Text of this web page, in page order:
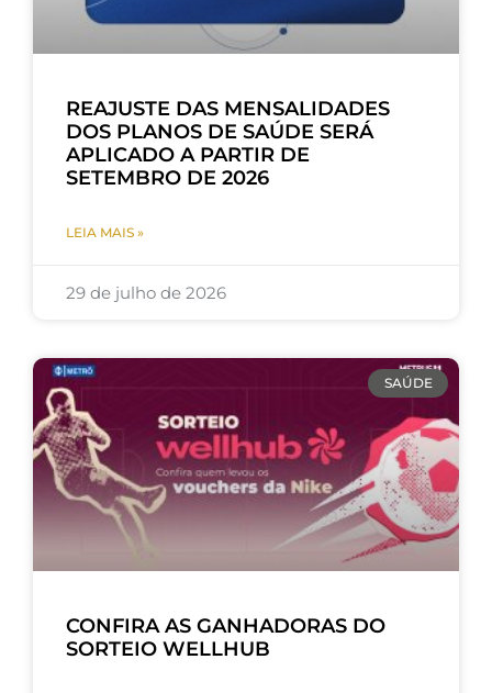
REAJUSTE DAS MENSALIDADES
DOS PLANOS DE SAÚDE SERÁ
APLICADO A PARTIR DE
SETEMBRO DE 2026
LEIA MAIS »
29 de julho de 2026
SAÚDE
CONFIRA AS GANHADORAS DO
SORTEIO WELLHUB